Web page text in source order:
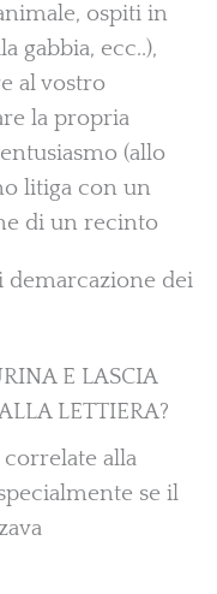
ospiti in
gabbia, ecc..),
al vostro
la propria
(allo
litiga con un
di un recinto
demarcazione dei
E LASCIA
LETTIERA?
alla
se il